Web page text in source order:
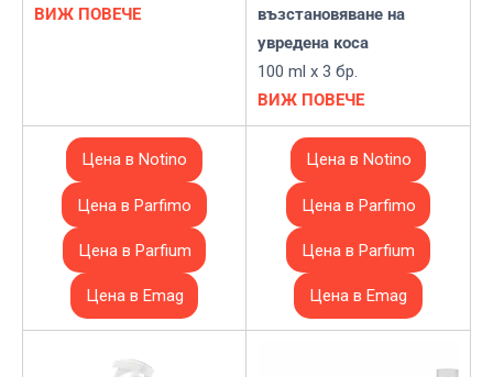
ВИЖ ПОВЕЧЕ
възстановяване на
увредена коса
100 ml x 3 бр.
ВИЖ ПОВЕЧЕ
Цена в Notino
Цена в Parfimo
Цена в Parfium
Цена в Emag
Цена в Notino
Цена в Parfimo
Цена в Parfium
Цена в Emag